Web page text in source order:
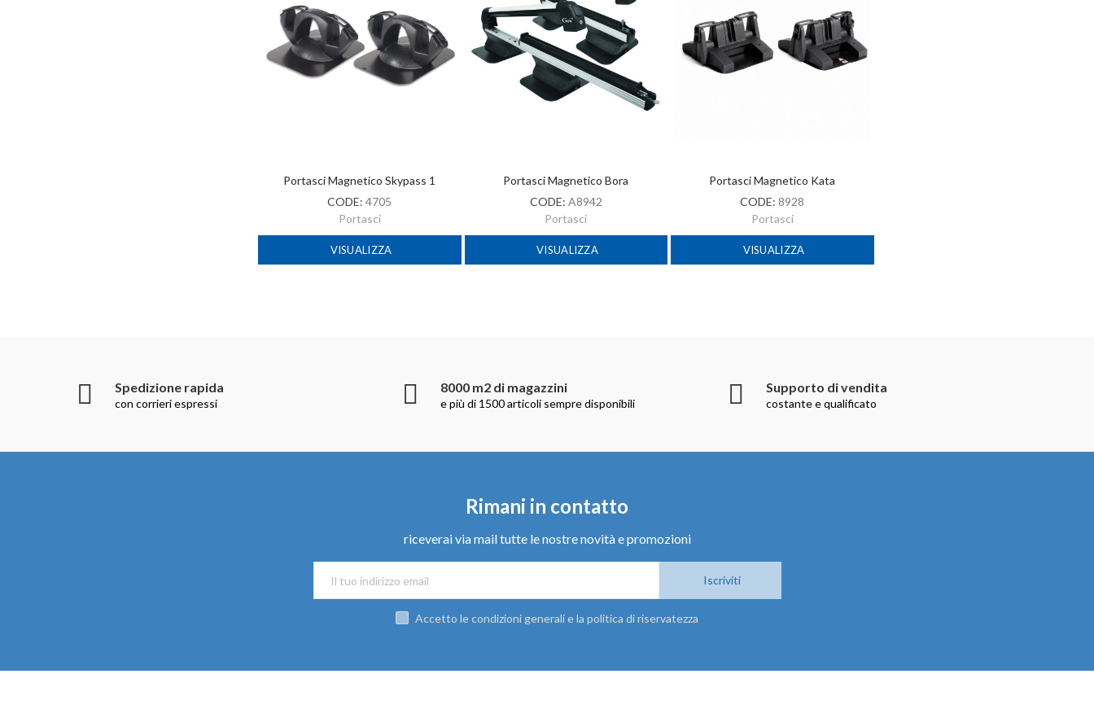
Portasci Magnetico Skypass 1
CODE:4705
Portasci
VISUALIZZA
Portasci Magnetico Bora
CODE: A8942
Portasci
VISUALIZZA
Portasci Magnetico Kata
CODE:8928
Portasci
VISUALIZZA
Spedizione rapida
con corrieri espressi
8000 m2 di magazzini
e più di 1500 articoli sempre disponibili
Supporto di vendita
costante e qualificato
Rimani in contatto
riceverai via mail tutte le nostre novità e promozioni
Iscriviti
Accetto le condizioni generali e la politica di riservatezza